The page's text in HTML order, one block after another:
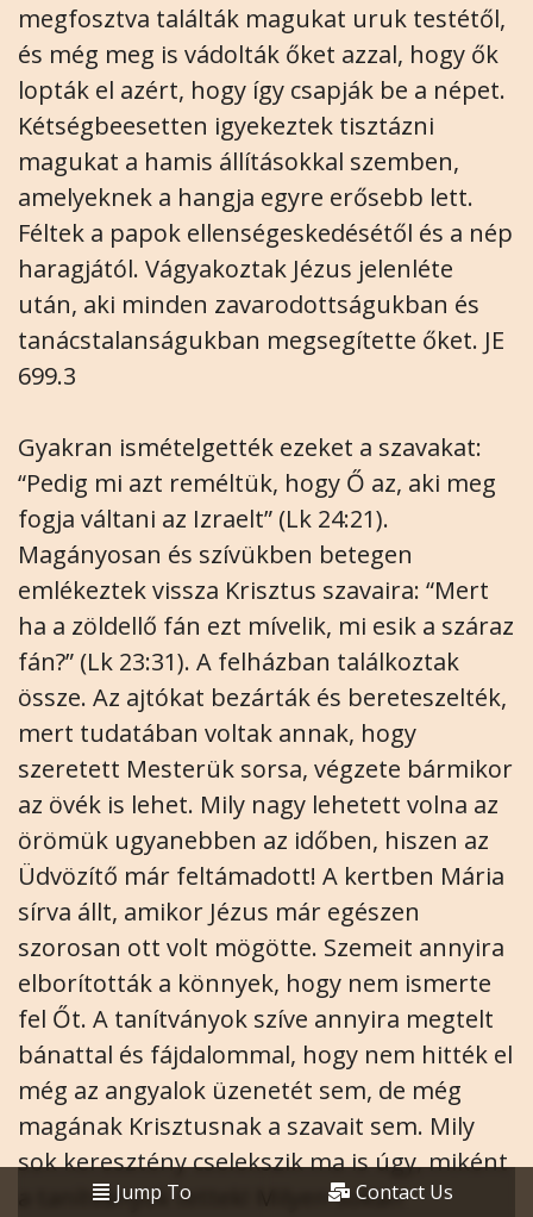
megfosztva találták magukat uruk testétől,
és még meg is vádolták őket azzal, hogy ők
lopták el azért, hogy így csapják be a népet.
Kétségbeesetten igyekeztek tisztázni
magukat a hamis állításokkal szemben,
amelyeknek a hangja egyre erősebb lett.
Féltek a papok ellenségeskedésétől és a nép
haragjától. Vágyakoztak Jézus jelenléte
után, aki minden zavarodottságukban és
tanácstalanságukban megsegítette őket. JE
699.3
Gyakran ismételgették ezeket a szavakat:
“Pedig mi azt reméltük, hogy Ő az, aki meg
fogja váltani az Izraelt” (Lk 24:21).
Magányosan és szívükben betegen
emlékeztek vissza Krisztus szavaira: “Mert
ha a zöldellő fán ezt mívelik, mi esik a száraz
fán?” (Lk 23:31). A felházban találkoztak
össze. Az ajtókat bezárták és bereteszelték,
mert tudatában voltak annak, hogy
szeretett Mesterük sorsa, végzete bármikor
az övék is lehet. Mily nagy lehetett volna az
örömük ugyanebben az időben, hiszen az
Üdvözítő már feltámadott! A kertben Mária
sírva állt, amikor Jézus már egészen
szorosan ott volt mögötte. Szemeit annyira
elborították a könnyek, hogy nem ismerte
fel Őt. A tanítványok szíve annyira megtelt
bánattal és fájdalommal, hogy nem hitték el
még az angyalok üzenetét sem, de még
magának Krisztusnak a szavait sem. Mily
sok keresztény cselekszik ma is úgy, miként
a tanítványok tettek! Milyen sokan
Jump To Contact Us